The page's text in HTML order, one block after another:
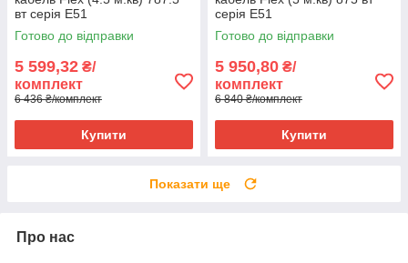
вт серія E51
Готово до відправки
5 599,32 ₴/
комплект
6 436 ₴/комплект
Купити
серія E51
Готово до відправки
5 950,80 ₴/
комплект
6 840 ₴/комплект
Купити
Показати ще
Про нас